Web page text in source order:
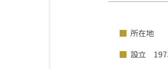
所在地
設立